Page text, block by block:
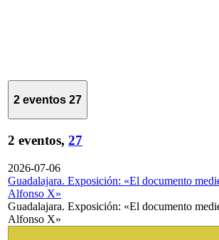
2 eventos 27
2 eventos, 27
2026-07-06
Guadalajara. Exposición: «El documento
Alfonso X»
Guadalajara. Exposición: «El documento
Alfonso X»